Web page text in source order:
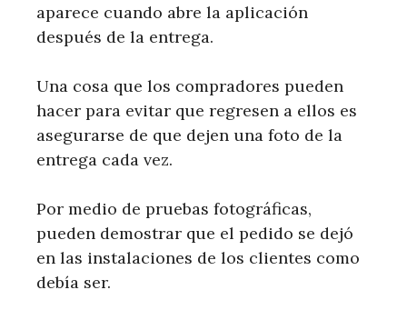
aparece cuando abre la aplicación
después de la entrega.
Una cosa que los compradores pueden
hacer para evitar que regresen a ellos es
asegurarse de que dejen una foto de la
entrega cada vez.
Por medio de pruebas fotográficas,
pueden demostrar que el pedido se dejó
en las instalaciones de los clientes como
debía ser.